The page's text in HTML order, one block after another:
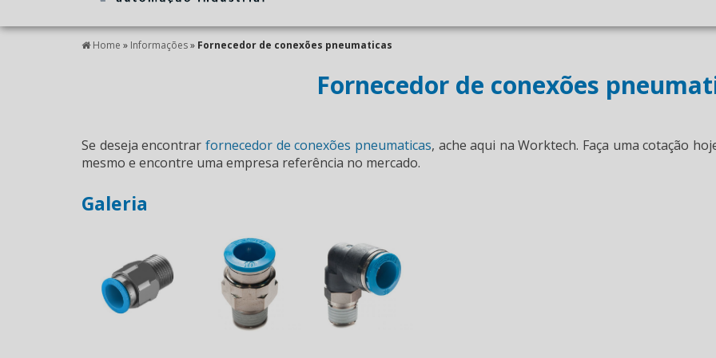
Home » Informações» Fornecedor de conexões pneumaticas
Fornecedor de conexões
Se deseja encontrar fornecedor de conexões pneumaticas, ache aqui na Worktech. Faça uma cotação
mesmo e encontre uma empresa referência no mercado.
Galeria